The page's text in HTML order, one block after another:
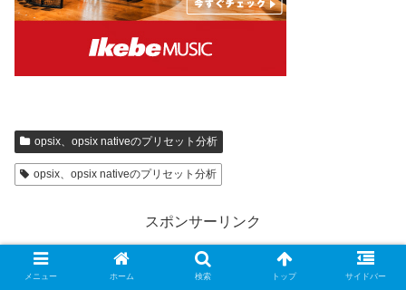
opsix、opsix nativeのプリセット分析
opsix、opsix nativeのプリセット分析
スポンサーリンク
メニュー ホーム 検索 トップ サイドバー